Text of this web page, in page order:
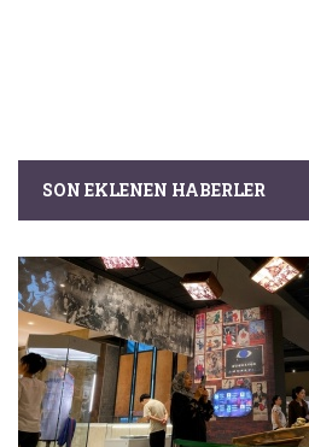
SON EKLENEN HABERLER